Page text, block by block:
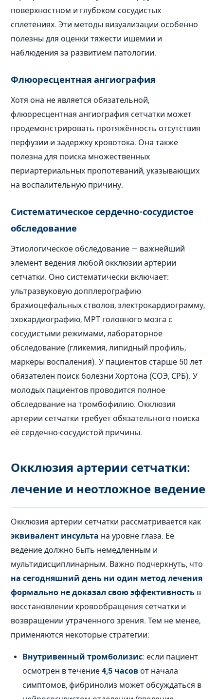
поверхностном и глубоком сосудистых
сплетениях. Эти методы визуализации особенно
полезны для оценки тяжести ишемии и
наблюдения за развитием патологии.
Флюоресцентная ангиография
Хотя она не является обязательной,
флюоресцентная ангиография сетчатки может
продемонстрировать протяжённость отсутствия
перфузии и задержку кровотока. Она также
полезна для поиска множественных
периартериальных пропотеваний, указывающих
на воспалительную причину.
Систематическое сердечно-сосудистое
обследование
Этиологическое обследование — важнейший
элемент ведения любой окклюзии артерии
сетчатки. Оно систематически включает:
ультразвуковую допплерографию
брахиоцефальных стволов, электрокардиограмму,
эхокардиографию, МРТ головного мозга с
сосудистыми режимами, лабораторное
обследование (гликемия, липидный профиль,
маркёры воспаления). У пациентов старше 50 лет
обязателен поиск болезни Хортона (СОЭ, СРБ). У
молодых пациентов проводится полное
обследование на тромбофилию. Окклюзия
артерии сетчатки требует обязательного поиска
её сердечно-сосудистой причины.
Окклюзия артерии сетчатки:
лечение и неотложное ведение
Окклюзия артерии сетчатки рассматривается как
эквивалент инсульта на уровне глаза. Её
ведение должно быть немедленным и
мультидисциплинарным. Важно подчеркнуть, что
на сегодняшний день ни один метод лечения
формально не доказал свою эффективность в
восстановлении кровообращения сетчатки и
возвращении утраченного зрения. Тем не менее,
применяются некоторые стратегии:
Внутривенный тромболизис: если пациент
осмотрен в течение4,5 часов от начала
симптомов, фибринолиз может обсуждаться в